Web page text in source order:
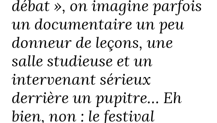
débat », on imagine parfois
un documentaire un peu
donneur de leçons, une
salle studieuse et un
intervenant sérieux
derrière un pupitre… Eh
bien, non : le festival